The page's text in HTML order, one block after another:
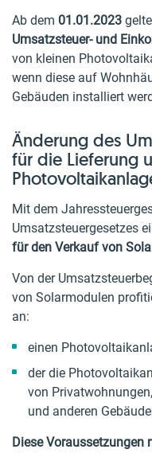
Ab dem 01.01.2023
Umsatzsteuer- und
von kleinen
wenn diese auf
Gebäuden installiert
Änderung des
für die Lieferung
Mit dem
Umsatzsteuergesetzes
für den Verkauf von
Von der
von Solarmodulen
an:
einen
der die
von
und anderen
Diese Voraussetzungen